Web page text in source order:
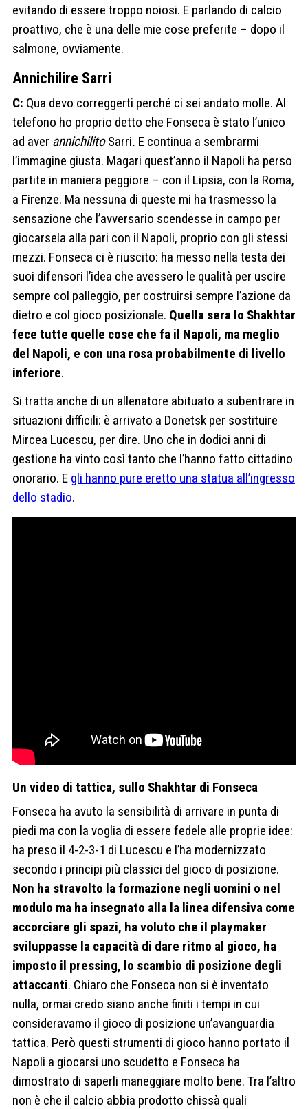
evitando di essere troppo noiosi. E parlando di calcio
proattivo, che è una delle mie cose preferite – dopo il
salmone, ovviamente.
Annichilire Sarri
C: Qua devo correggerti perché ci sei andato molle. Al
telefono ho proprio detto che Fonseca è stato l’unico
ad aver annichilitoSarri. E continua a sembrarmi
l’immagine giusta. Magari quest’anno il Napoli ha perso
partite in maniera peggiore – con il Lipsia, con la Roma,
a Firenze. Ma nessuna di queste mi ha trasmesso la
sensazione che l’avversario scendesse in campo per
giocarsela alla pari con il Napoli, proprio con gli stessi
mezzi. Fonseca ci è riuscito: ha messo nella testa dei
suoi difensori l’idea che avessero le qualità per uscire
sempre col palleggio, per costruirsi sempre l’azione da
dietro e col gioco posizionale. Quella sera lo Shakhtar
fece tutte quelle cose che fa il Napoli, ma meglio
del Napoli, e con una rosa probabilmente di livello
inferiore.
Si tratta anche di un allenatore abituato a subentrare in
situazioni difficili: è arrivato a Donetsk per sostituire
Mircea Lucescu, per dire. Uno che in dodici anni di
gestione ha vinto così tanto che l’hanno fatto cittadino
onorario. E gli hanno pure eretto una statua all’ingresso
dello stadio.
Un video di tattica, sullo Shakhtar di Fonseca
Fonseca ha avuto la sensibilità di arrivare in punta di
piedi ma con la voglia di essere fedele alle proprie idee:
ha preso il 4-2-3-1 di Lucescu e l’ha modernizzato
secondo i principi più classici del gioco di posizione.
Non ha stravolto la formazione negli uomini o nel
modulo ma ha insegnato alla la linea difensiva come
accorciare gli spazi, ha voluto che il playmaker
sviluppasse la capacità di dare ritmo al gioco, ha
imposto il pressing, lo scambio di posizione degli
attaccanti. Chiaro che Fonseca non si è inventato
nulla, ormai credo siano anche finiti i tempi in cui
consideravamo il gioco di posizione un’avanguardia
tattica. Però questi strumenti di gioco hanno portato il
Napoli a giocarsi uno scudetto e Fonseca ha
dimostrato di saperli maneggiare molto bene. Tra l’altro
non è che il calcio abbia prodotto chissà quali